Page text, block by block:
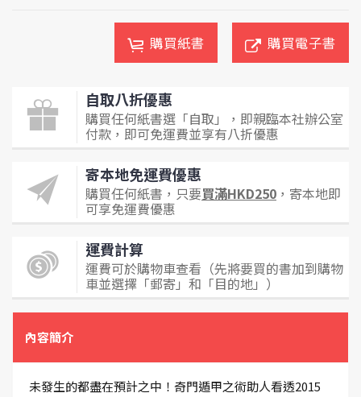
購買紙書 購買電子書
自取八折優惠
購買任何紙書選「自取」，即親臨本社辦公室
付款，即可免運費並享有八折優惠
寄本地免運費優惠
購買任何紙書，只要買滿HKD250 ，寄本地即
可享免運費優惠
運費計算
運費可於購物車查看（先將要買的書加到購物
車並選擇「郵寄」和「目的地」）
內容簡介
未發生的都盡在預計之中！奇門遁甲之術助人看透2015